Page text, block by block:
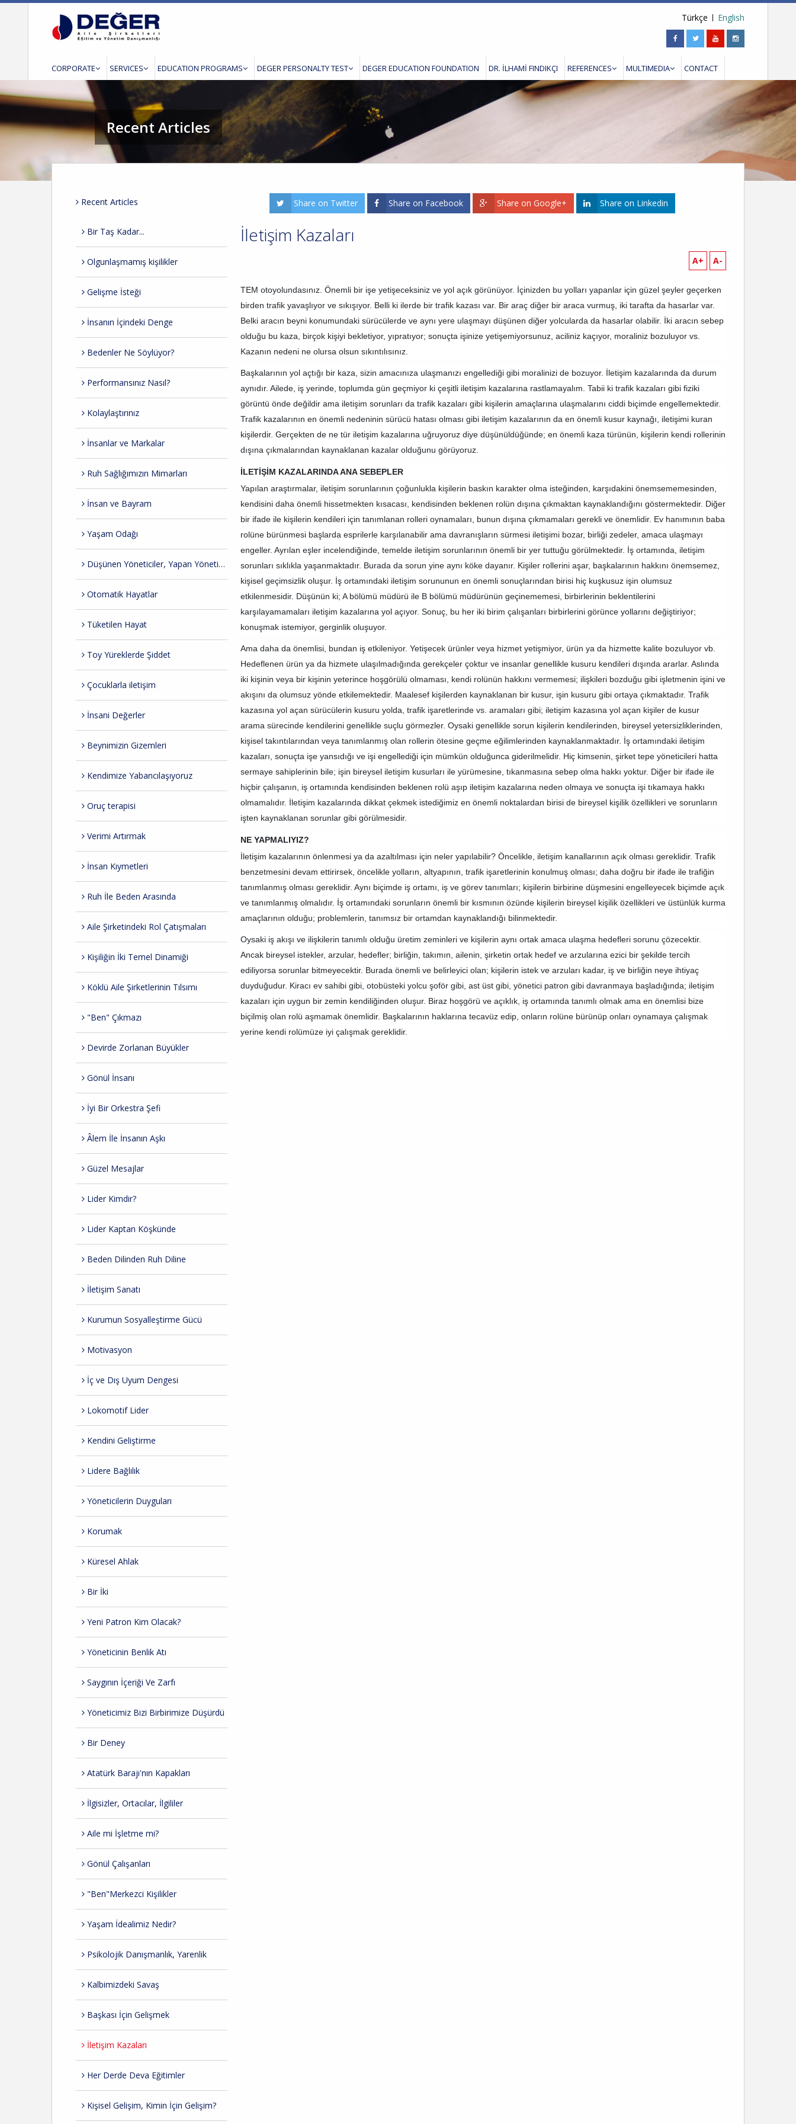
Türkçe English
CORPORATE SERVICES EDUCATION PROGRAMS DEGER PERSONALTY TEST DEGER EDUCATION FOUNDATION DR. İLHAMİ FINDIKÇI REFERENCES MULTIMEDIA CONTACT
Recent Articles
Recent Articles
Bir Taş Kadar...
Olgunlaşmamış kişilikler
Gelişme İsteği
İnsanın İçindeki Denge
Bedenler Ne Söylüyor?
Performansınız Nasıl?
Kolaylaştırınız
İnsanlar ve Markalar
Ruh Sağlığımızın Mimarları
İnsan ve Bayram
Yaşam Odağı
Düşünen Yöneticiler, Yapan Yöneticiler
Otomatik Hayatlar
Tüketilen Hayat
Toy Yüreklerde Şiddet
Çocuklarla iletişim
İnsani Değerler
Beynimizin Gizemleri
Kendimize Yabancılaşıyoruz
Oruç terapisi
Verimi Artırmak
İnsan Kıymetleri
Ruh İle Beden Arasında
Aile Şirketindeki Rol Çatışmaları
Kişiliğin İki Temel Dinamiği
Köklü Aile Şirketlerinin Tılsımı
"Ben" Çıkmazı
Devirde Zorlanan Büyükler
Gönül İnsanı
İyi Bir Orkestra Şefi
Âlem İle İnsanın Aşkı
Güzel Mesajlar
Lider Kimdir?
Lider Kaptan Köşkünde
Beden Dilinden Ruh Diline
İletişim Sanatı
Kurumun Sosyalleştirme Gücü
Motivasyon
İç ve Dış Uyum Dengesi
Lokomotif Lider
Kendini Geliştirme
Lidere Bağlılık
Yöneticilerin Duyguları
Korumak
Küresel Ahlak
Bir İki
Yeni Patron Kim Olacak?
Yöneticinin Benlik Atı
Saygının İçeriği Ve Zarfı
Yöneticimiz Bizi Birbirimize Düşürdü
Bir Deney
Atatürk Barajı'nın Kapakları
İlgisizler, Ortacılar, İlgililer
Aile mi İşletme mi?
Gönül Çalışanları
"Ben"Merkezci Kişilikler
Yaşam İdealimiz Nedir?
Psikolojik Danışmanlık, Yarenlik
Kalbimizdeki Savaş
Başkası İçin Gelişmek
İletişim Kazaları
Her Derde Deva Eğitimler
Kişisel Gelişim, Kimin İçin Gelişim?
Share on Twitter Share on Facebook Share on Google+ Share on Linkedin
İletişim Kazaları
A+ A-
TEM otoyolundasınız. Önemli bir işe yetişeceksiniz ve yol açık görünüyor. İçinizden bu yolları yapanlar için güzel şeyler geçerken
birden trafik yavaşlıyor ve sıkışıyor. Belli ki ilerde bir trafik kazası var. Bir araç diğer bir araca vurmuş, iki tarafta da hasarlar var.
Belki aracın beyni konumundaki sürücülerde ve aynı yere ulaşmayı düşünen diğer yolcularda da hasarlar olabilir. İki aracın sebep
olduğu bu kaza, birçok kişiyi bekletiyor, yıpratıyor; sonuçta işinize yetişemiyorsunuz, aciliniz kaçıyor, moraliniz bozuluyor vs.
Kazanın nedeni ne olursa olsun sıkıntılısınız.
Başkalarının yol açtığı bir kaza, sizin amacınıza ulaşmanızı engellediği gibi moralinizi de bozuyor. İletişim kazalarında da durum
aynıdır. Ailede, iş yerinde, toplumda gün geçmiyor ki çeşitli iletişim kazalarına rastlamayalım. Tabii ki trafik kazaları gibi fiziki
görüntü önde değildir ama iletişim sorunları da trafik kazaları gibi kişilerin amaçlarına ulaşmalarını ciddi biçimde engellemektedir.
Trafik kazalarının en önemli nedeninin sürücü hatası olması gibi iletişim kazalarının da en önemli kusur kaynağı, iletişimi kuran
kişilerdir. Gerçekten de ne tür iletişim kazalarına uğruyoruz diye düşünüldüğünde; en önemli kaza türünün, kişilerin kendi rollerinin
dışına çıkmalarından kaynaklanan kazalar olduğunu görüyoruz.
İLETİŞİM KAZALARINDA ANA SEBEPLER
Yapılan araştırmalar, iletişim sorunlarının çoğunlukla kişilerin baskın karakter olma isteğinden, karşıdakini önemsememesinden,
kendisini daha önemli hissetmekten kısacası, kendisinden beklenen rolün dışına çıkmaktan kaynaklandığını göstermektedir. Diğer
bir ifade ile kişilerin kendileri için tanımlanan rolleri oynamaları, bunun dışına çıkmamaları gerekli ve önemlidir. Ev hanımının baba
rolüne bürünmesi başlarda esprilerle karşılanabilir ama davranışların sürmesi iletişimi bozar, birliği zedeler, amaca ulaşmayı
engeller. Ayrılan eşler incelendiğinde, temelde iletişim sorunlarının önemli bir yer tuttuğu görülmektedir. İş ortamında, iletişim
sorunları sıklıkla yaşanmaktadır. Burada da sorun yine aynı köke dayanır. Kişiler rollerini aşar, başkalarının hakkını önemsemez,
kişisel geçimsizlik oluşur. İş ortamındaki iletişim sorununun en önemli sonuçlarından birisi hiç kuşkusuz işin olumsuz
etkilenmesidir. Düşünün ki; A bölümü müdürü ile B bölümü müdürünün geçinememesi, birbirlerinin beklentilerini
karşılayamamaları iletişim kazalarına yol açıyor. Sonuç, bu her iki birim çalışanları birbirlerini görünce yollarını değiştiriyor;
konuşmak istemiyor, gerginlik oluşuyor.
Ama daha da önemlisi, bundan iş etkileniyor. Yetişecek ürünler veya hizmet yetişmiyor, ürün ya da hizmette kalite bozuluyor vb.
Hedeflenen ürün ya da hizmete ulaşılmadığında gerekçeler çoktur ve insanlar genellikle kusuru kendileri dışında ararlar. Aslında
iki kişinin veya bir kişinin yeterince hoşgörülü olmaması, kendi rolünün hakkını vermemesi; ilişkileri bozduğu gibi işletmenin işini ve
akışını da olumsuz yönde etkilemektedir. Maalesef kişilerden kaynaklanan bir kusur, işin kusuru gibi ortaya çıkmaktadır. Trafik
kazasına yol açan sürücülerin kusuru yolda, trafik işaretlerinde vs. aramaları gibi; iletişim kazasına yol açan kişiler de kusur
arama sürecinde kendilerini genellikle suçlu görmezler. Oysaki genellikle sorun kişilerin kendilerinden, bireysel yetersizliklerinden,
kişisel takıntılarından veya tanımlanmış olan rollerin ötesine geçme eğilimlerinden kaynaklanmaktadır. İş ortamındaki iletişim
kazaları, sonuçta işe yansıdığı ve işi engellediği için mümkün olduğunca giderilmelidir. Hiç kimsenin, şirket tepe yöneticileri hatta
sermaye sahiplerinin bile; işin bireysel iletişim kusurları ile yürümesine, tıkanmasına sebep olma hakkı yoktur. Diğer bir ifade ile
hiçbir çalışanın, iş ortamında kendisinden beklenen rolü aşıp iletişim kazalarına neden olmaya ve sonuçta işi tıkamaya hakkı
olmamalıdır. İletişim kazalarında dikkat çekmek istediğimiz en önemli noktalardan birisi de bireysel kişilik özellikleri ve sorunların
işten kaynaklanan sorunlar gibi görülmesidir.
NE YAPMALIYIZ?
İletişim kazalarının önlenmesi ya da azaltılması için neler yapılabilir? Öncelikle, iletişim kanallarının açık olması gereklidir. Trafik
benzetmesini devam ettirirsek, öncelikle yolların, altyapının, trafik işaretlerinin konulmuş olması; daha doğru bir ifade ile trafiğin
tanımlanmış olması gereklidir. Aynı biçimde iş ortamı, iş ve görev tanımları; kişilerin birbirine düşmesini engelleyecek biçimde açık
ve tanımlanmış olmalıdır. İş ortamındaki sorunların önemli bir kısmının özünde kişilerin bireysel kişilik özellikleri ve üstünlük kurma
amaçlarının olduğu; problemlerin, tanımsız bir ortamdan kaynaklandığı bilinmektedir.
Oysaki iş akışı ve ilişkilerin tanımlı olduğu üretim zeminleri ve kişilerin aynı ortak amaca ulaşma hedefleri sorunu çözecektir.
Ancak bireysel istekler, arzular, hedefler; birliğin, takımın, ailenin, şirketin ortak hedef ve arzularına ezici bir şekilde tercih
ediliyorsa sorunlar bitmeyecektir. Burada önemli ve belirleyici olan; kişilerin istek ve arzuları kadar, iş ve birliğin neye ihtiyaç
duyduğudur. Kiracı ev sahibi gibi, otobüsteki yolcu şoför gibi, ast üst gibi, yönetici patron gibi davranmaya başladığında; iletişim
kazaları için uygun bir zemin kendiliğinden oluşur. Biraz hoşgörü ve açıklık, iş ortamında tanımlı olmak ama en önemlisi bize
biçilmiş olan rolü aşmamak önemlidir. Başkalarının haklarına tecavüz edip, onların rolüne bürünüp onları oynamaya çalışmak
yerine kendi rolümüze iyi çalışmak gereklidir.